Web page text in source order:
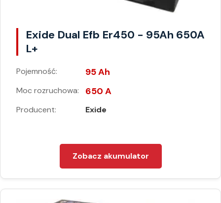
Exide Dual Efb Er450 - 95Ah 650A
L+
Pojemność: 95 Ah
Moc rozruchowa: 650 A
Producent: Exide
Zobacz akumulator